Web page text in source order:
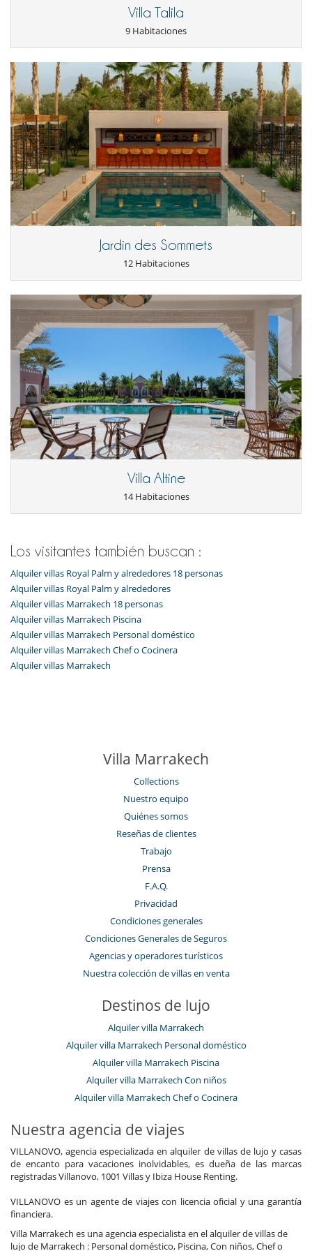
Exprimidor para zumos
Frigorifico doble
Máquina de café (en grano)
Máquina de hielo
En el exterior
Barbacoa de gas
Cenadores a cielo abierto
Huerto
Jardín
Lounge en la terraza
Parking
Terraza(s)
Tumbonas en la piscina
Equipos, instalaciones, eventos
Niños
Los niños son bienvenidos
Ocios y actividades deportivas
Acceso a internet (wifi)
Cartas y juegos de mesa
Hammam
Libros
Mesa de masaje
Music speaker
Piscina exterior privada
Pista de pádel
Sala de masajes
TV por cable o satélite o internet
Azotea
Chimenea
Sala de lectura
Salón TV
Salón y comedor en el mismo espacio
Personal
Casa con todo personal doméstico
Villa Talila
9 Habitaciones
Jardin des Sommets
12 Habitaciones
Villa Altine
14 Habitaciones
Los visitantes también buscan :
Alquiler villas Royal Palm y alrededores 18 personas
Alquiler villas Royal Palm y alrededores
Alquiler villas Marrakech 18 personas
Alquiler villas Marrakech Piscina
Alquiler villas Marrakech Personal doméstico
Alquiler villas Marrakech Chef o Cocinera
Alquiler villas Marrakech
Villa Marrakech
Collections
Nuestro equipo
Quiénes somos
Reseñas de clientes
Trabajo
Prensa
F.A.Q.
Privacidad
Condiciones generales
Condiciones Generales de Seguros
Agencias y operadores turísticos
Nuestra colección de villas en venta
Destinos de lujo
Alquiler villa Marrakech
Alquiler villa Marrakech Personal doméstico
Alquiler villa Marrakech Piscina
Alquiler villa Marrakech Con niños
Alquiler villa Marrakech Chef o Cocinera
Nuestra agencia de viajes
VILLANOVO, agencia especializada en alquiler de villas de lujo y casas
de encanto para vacaciones inolvidables, es dueña de las marcas
registradas Villanovo, 1001 Villas y Ibiza House Renting.
VILLANOVO es un agente de viajes con licencia oficial y una garantía
financiera.
Villa Marrakech es una agencia especialista en el alquiler de villas de
lujo de Marrakech : Personal doméstico, Piscina, Con niños, Chef o